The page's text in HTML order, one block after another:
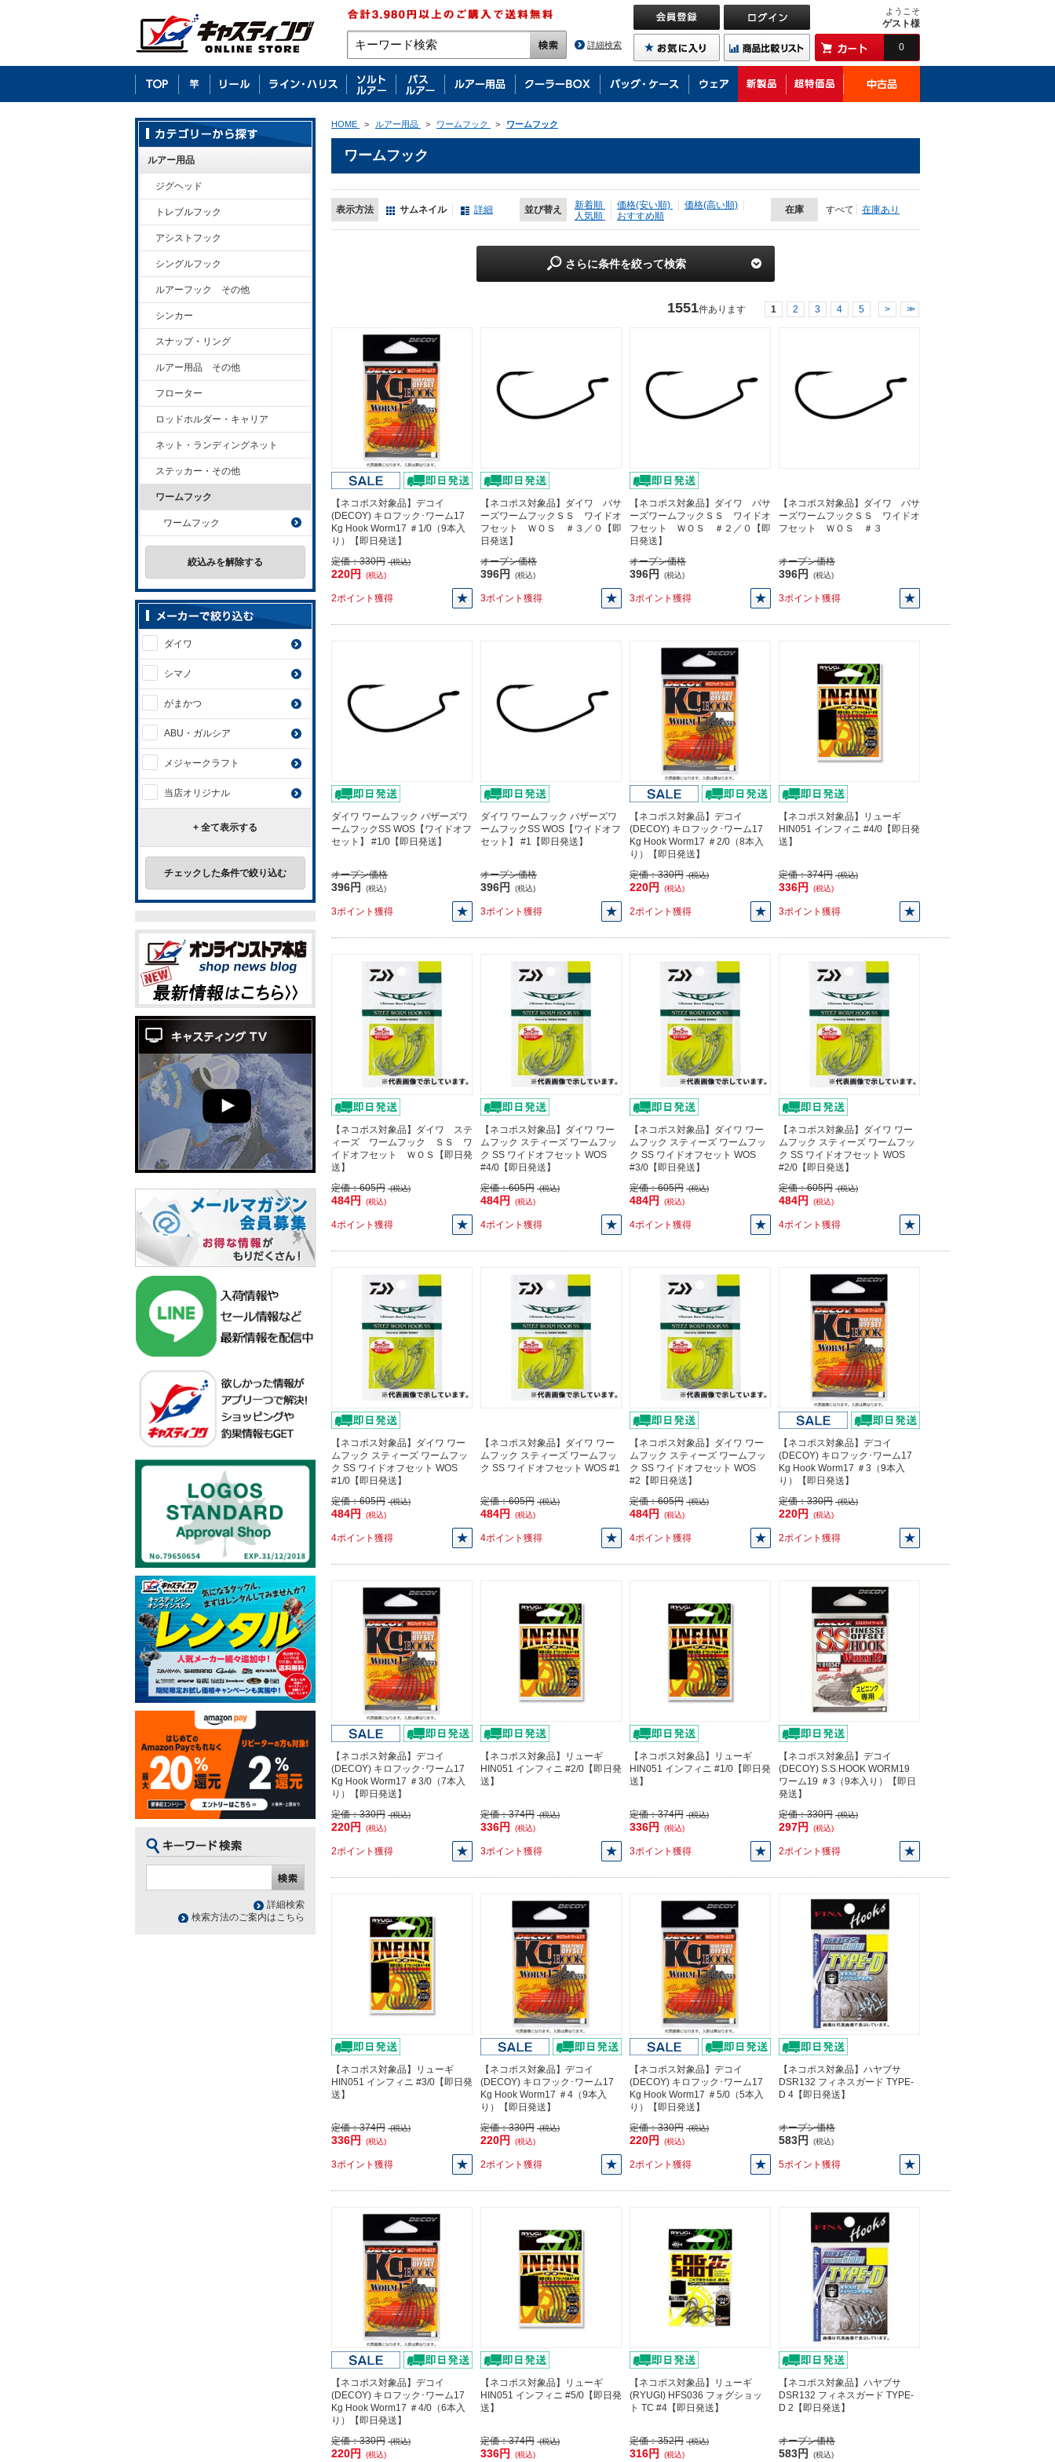
詳細検索
ようこそ
ゲスト様
0
HOME > ルアー用品 > ワームフック > ワームフック
ワームフック
表示方法 サムネイル 詳細 並び替え 新着順 価格(安い順)
価格(高い順)
人気順
おすすめ順
在庫 すべて 在庫あり
さらに条件を絞って検索
1551件あります 1 2 3 4 5 > >>
【ネコポス対象品】デコイ
(DECOY) キロフック･ワーム17
Kg Hook Worm17 ＃1/0（9本入
り）【即日発送】
定価：330円 (税込)
220円 (税込)
2ポイント獲得
【ネコポス対象品】ダイワ バサ
ーズワームフックＳＳ ワイドオ
フセット ＷＯＳ ＃３／０【即
日発送】
オープン価格
396円 (税込)
3ポイント獲得
【ネコポス対象品】ダイワ バサ
ーズワームフックＳＳ ワイドオ
フセット ＷＯＳ ＃２／０【即
日発送】
オープン価格
396円 (税込)
3ポイント獲得
【ネコポス対象品】ダイワ バサ
ーズワームフックＳＳ ワイドオ
フセット ＷＯＳ ＃３
オープン価格
396円 (税込)
3ポイント獲得
ダイワ ワームフック バザーズワ
ームフックSS WOS【ワイドオフ
セット】 #1/0【即日発送】
オープン価格
396円 (税込)
3ポイント獲得
ダイワ ワームフック バザーズワ
ームフックSS WOS【ワイドオフ
セット】 #1【即日発送】
オープン価格
396円 (税込)
3ポイント獲得
【ネコポス対象品】デコイ
(DECOY) キロフック･ワーム17
Kg Hook Worm17 ＃2/0（8本入
り）【即日発送】
定価：330円 (税込)
220円 (税込)
2ポイント獲得
【ネコポス対象品】リューギ
HIN051 インフィニ #4/0【即日発
送】
定価：374円 (税込)
336円 (税込)
3ポイント獲得
【ネコポス対象品】ダイワ ステ
ィーズ ワームフック ＳＳ ワ
イドオフセット ＷＯＳ【即日発
送】
定価：605円 (税込)
484円 (税込)
4ポイント獲得
【ネコポス対象品】ダイワ ワー
ムフック スティーズ ワームフッ
ク SS ワイドオフセット WOS
#4/0【即日発送】
定価：605円 (税込)
484円 (税込)
4ポイント獲得
【ネコポス対象品】ダイワ ワー
ムフック スティーズ ワームフッ
ク SS ワイドオフセット WOS
#3/0【即日発送】
定価：605円 (税込)
484円 (税込)
4ポイント獲得
【ネコポス対象品】ダイワ ワー
ムフック スティーズ ワームフッ
ク SS ワイドオフセット WOS
#2/0【即日発送】
定価：605円 (税込)
484円 (税込)
4ポイント獲得
【ネコポス対象品】ダイワ ワー
ムフック スティーズ ワームフッ
ク SS ワイドオフセット WOS
#1/0【即日発送】
定価：605円 (税込)
484円 (税込)
4ポイント獲得
【ネコポス対象品】ダイワ ワー
ムフック スティーズ ワームフッ
ク SS ワイドオフセット WOS #1
定価：605円 (税込)
484円 (税込)
4ポイント獲得
【ネコポス対象品】ダイワ ワー
ムフック スティーズ ワームフッ
ク SS ワイドオフセット WOS
#2【即日発送】
定価：605円 (税込)
484円 (税込)
4ポイント獲得
【ネコポス対象品】デコイ
(DECOY) キロフック･ワーム17
Kg Hook Worm17 ＃3（9本入
り）【即日発送】
定価：330円 (税込)
220円 (税込)
2ポイント獲得
【ネコポス対象品】デコイ
(DECOY) キロフック･ワーム17
Kg Hook Worm17 ＃3/0（7本入
り）【即日発送】
定価：330円 (税込)
220円 (税込)
2ポイント獲得
【ネコポス対象品】リューギ
HIN051 インフィニ #2/0【即日発
送】
定価：374円 (税込)
336円 (税込)
3ポイント獲得
【ネコポス対象品】リューギ
HIN051 インフィニ #1/0【即日発
送】
定価：374円 (税込)
336円 (税込)
3ポイント獲得
【ネコポス対象品】デコイ
(DECOY) S.S.HOOK WORM19
ワーム19 ＃3（9本入り）【即日
発送】
定価：330円 (税込)
297円 (税込)
2ポイント獲得
【ネコポス対象品】リューギ
HIN051 インフィニ #3/0【即日発
送】
定価：374円 (税込)
336円 (税込)
3ポイント獲得
【ネコポス対象品】デコイ
(DECOY) キロフック･ワーム17
Kg Hook Worm17 ＃4（9本入
り）【即日発送】
定価：330円 (税込)
220円 (税込)
2ポイント獲得
【ネコポス対象品】デコイ
(DECOY) キロフック･ワーム17
Kg Hook Worm17 ＃5/0（5本入
り）【即日発送】
定価：330円 (税込)
220円 (税込)
2ポイント獲得
【ネコポス対象品】ハヤブサ
DSR132 フィネスガード TYPE-
D 4【即日発送】
オープン価格
583円 (税込)
5ポイント獲得
【ネコポス対象品】デコイ
(DECOY) キロフック･ワーム17
Kg Hook Worm17 ＃4/0（6本入
り）【即日発送】
定価：330円 (税込)
220円 (税込)
【ネコポス対象品】リューギ
HIN051 インフィニ #5/0【即日発
送】
定価：374円 (税込)
336円 (税込)
【ネコポス対象品】リューギ
(RYUGI) HFS036 フォグショッ
ト TC #4【即日発送】
定価：352円 (税込)
316円 (税込)
【ネコポス対象品】ハヤブサ
DSR132 フィネスガード TYPE-
D 2【即日発送】
オープン価格
583円 (税込)
ルアー用品
ジグヘッド
トレブルフック
アシストフック
シングルフック
ルアーフック その他
シンカー
スナップ・リング
ルアー用品 その他
フローター
ロッドホルダー・キャリア
ネット・ランディングネット
ステッカー・その他
ワームフック
ワームフック
絞込みを解除する
ダイワ
シマノ
がまかつ
ABU・ガルシア
メジャークラフト
当店オリジナル
+ 全て表示する
チェックした条件で絞り込む
詳細検索
検索方法のご案内はこちら